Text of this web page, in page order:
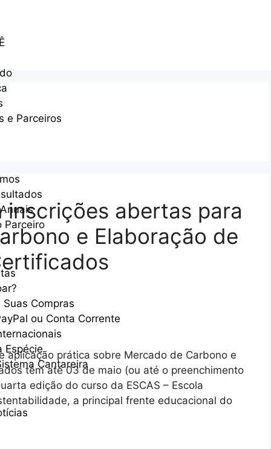
e Parceiros
Parceiro
Compras
ou Conta Corrente
Espécie
Cantareira
inscrições abertas para
e Elaboração de
aplicação prática sobre Mercado de Carbono e
têm até 03 de maio (ou até o preenchimento
edição do curso da ESCAS – Escola
a principal frente educacional do